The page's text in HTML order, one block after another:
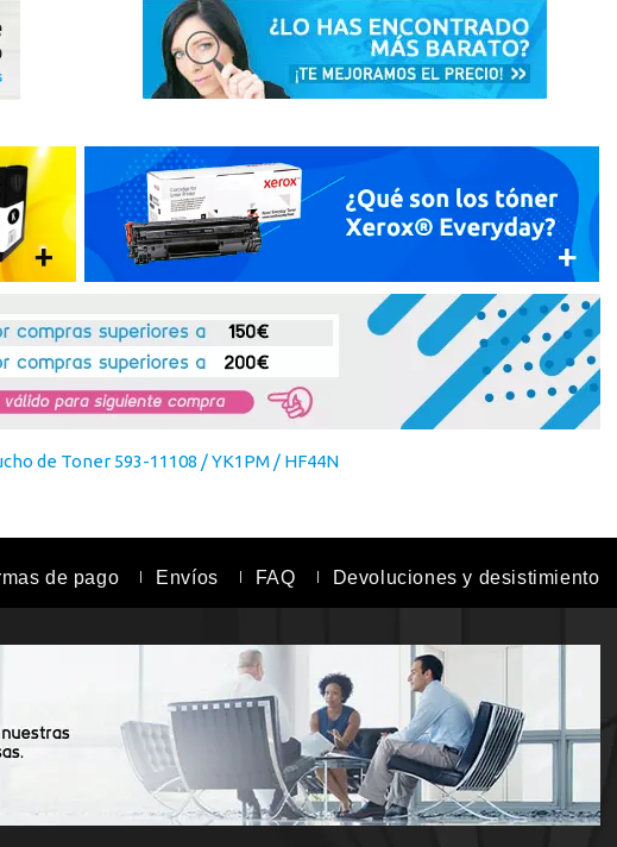
de Toner 593-11108 / YK1PM / HF44N
de pago Envíos FAQ Devoluciones y desistimiento